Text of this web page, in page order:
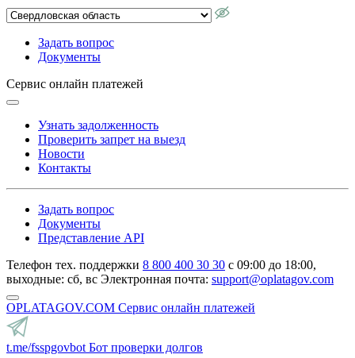
Задать вопрос
Документы
Сервис онлайн платежей
Узнать задолженность
Проверить запрет на выезд
Новости
Контакты
Задать вопрос
Документы
Представление API
Телефон тех. поддержки 8 800 400 30 30 с 09:00 до 18:00,
выходные: сб, вс Электронная почта: support@oplatagov.com
OPLATAGOV.COM Сервис онлайн платежей
t.me/fsspgovbot Бот проверки долгов